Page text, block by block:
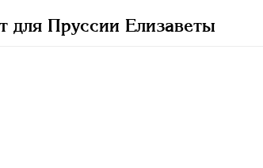
для Пруссии Елизаветы